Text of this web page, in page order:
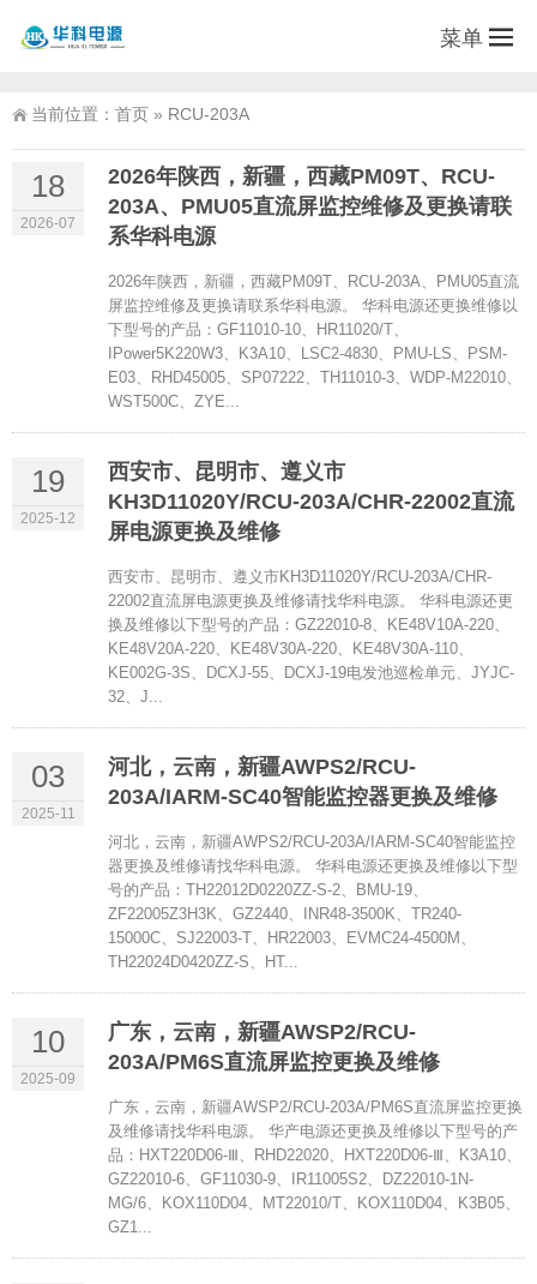
菜单
当前位置： 首页 » RCU-203A
18
2026-07
2026年陕西，新疆，西藏PM09T、RCU-
203A、PMU05直流屏监控维修及更换请联
系华科电源
2026年陕西，新疆，西藏PM09T、RCU-203A、PMU05直流
屏监控维修及更换请联系华科电源。 华科电源还更换维修以
下型号的产品：GF11010-10、HR11020/T、
IPower5K220W3、K3A10、LSC2-4830、PMU-LS、PSM-
E03、RHD45005、SP07222、TH11010-3、WDP-M22010、
WST500C、ZYE...
19
2025-12
西安市、昆明市、遵义市
KH3D11020Y/RCU-203A/CHR-22002直流
屏电源更换及维修
西安市、昆明市、遵义市KH3D11020Y/RCU-203A/CHR-
22002直流屏电源更换及维修请找华科电源。 华科电源还更
换及维修以下型号的产品：GZ22010-8、KE48V10A-220、
KE48V20A-220、KE48V30A-220、KE48V30A-110、
KE002G-3S、DCXJ-55、DCXJ-19电发池巡检单元、JYJC-
32、J...
03
2025-11
河北，云南，新疆AWPS2/RCU-
203A/IARM-SC40智能监控器更换及维修
河北，云南，新疆AWPS2/RCU-203A/IARM-SC40智能监控
器更换及维修请找华科电源。 华科电源还更换及维修以下型
号的产品：TH22012D0220ZZ-S-2、BMU-19、
ZF22005Z3H3K、GZ2440、INR48-3500K、TR240-
15000C、SJ22003-T、HR22003、EVMC24-4500M、
TH22024D0420ZZ-S、HT...
10
2025-09
广东，云南，新疆AWSP2/RCU-
203A/PM6S直流屏监控更换及维修
广东，云南，新疆AWSP2/RCU-203A/PM6S直流屏监控更换
及维修请找华科电源。 华产电源还更换及维修以下型号的产
品：HXT220D06-Ⅲ、RHD22020、HXT220D06-Ⅲ、K3A10、
GZ22010-6、GF11030-9、IR11005S2、DZ22010-1N-
MG/6、KOX110D04、MT22010/T、KOX110D04、K3B05、
GZ1...